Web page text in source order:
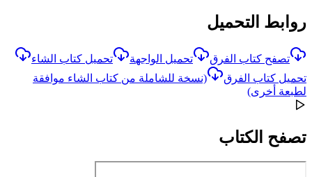
روابط التحميل
تصفح كتاب الفرق تحميل الواجهة
تحميل كتاب الشاء
تحميل كتاب الفرق
(نسخة للشاملة من كتاب الشاء موافقة
لطبعة أخرى)
تصفح الكتاب